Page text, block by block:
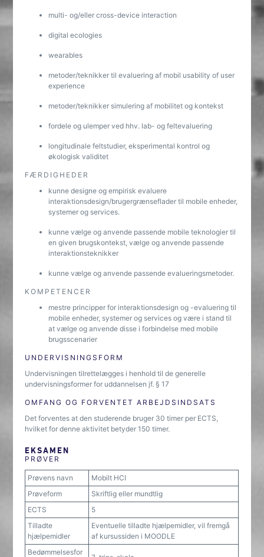
multi- og/eller cross-device interaction
digital ecologies
wearables
metoder/teknikker til evaluering af mobil usability of user
experience
metoder/teknikker simulering af mobilitet og kontekst
fordele og ulemper ved hhv. lab- og feltevaluering
longitudinale feltstudier, eksperimental kontrol og
økologisk validitet
FÆRDIGHEDER
kunne designe og empirisk evaluere
interaktionsdesign/brugergrænseflader til mobile enheder,
systemer og services.
kunne vælge og anvende passende mobile teknologier til
en given brugskontekst, vælge og anvende passende
interaktionsteknikker
kunne vælge og anvende passende evalueringsmetoder.
KOMPETENCER
mestre principper for interaktionsdesign og -evaluering til
mobile enheder, systemer og services og være i stand til
at vælge og anvende disse i forbindelse med mobile
brugsscenarier
UNDERVISNINGSFORM
Undervisningen tilrettelægges i henhold til de generelle
undervisningsformer for uddannelsen jf. § 17
OMFANG OG FORVENTET ARBEJDSINDSATS
Det forventes at den studerende bruger 30 timer per ECTS,
hvilket for denne aktivitet betyder 150 timer.
EKSAMEN
PRØVER
Prøvens navn
Mobilt HCI
Prøveform
Skriftlig eller mundtlig
ECTS
5
Tilladte
hjælpemidler
Eventuelle tilladte hjælpemidler, vil fremgå
af kursussiden i MOODLE
Bedømmelsesfor